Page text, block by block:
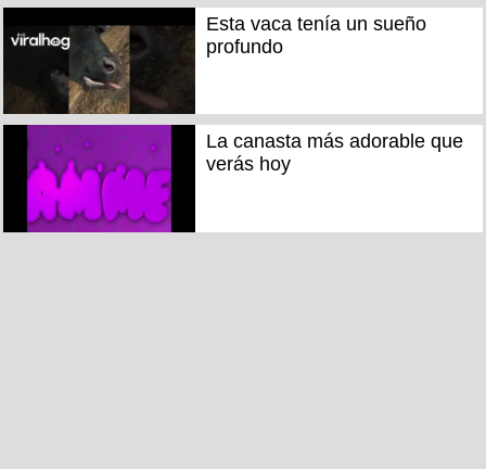
Esta vaca tenía un sueño
profundo
La canasta más adorable que
verás hoy